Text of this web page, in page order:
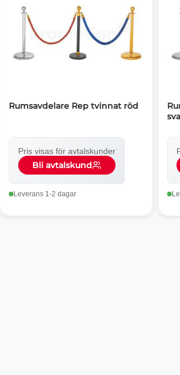
Rumsavdelare Rep tvinnat röd
Pris visas för avtalskunder
Bli avtalskund
Leverans 1-2 dagar